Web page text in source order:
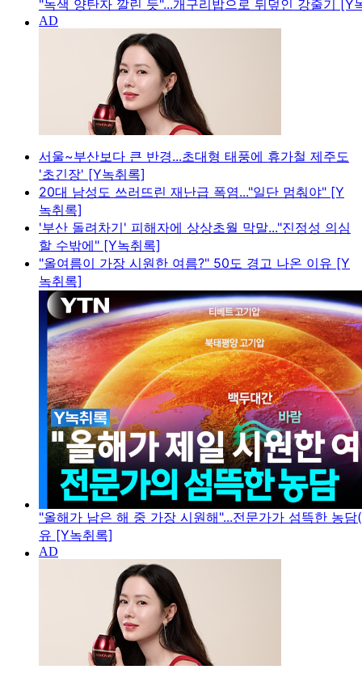
"녹색 양탄자 깔린 듯"...개구리밥으로 뒤덮인 강줄기 [Y
서울~부산보다 큰 반경...초대형 태풍에 휴가철 제주도
'초긴장' [Y녹취록]
20대 남성도 쓰러뜨린 재난급 폭염..."일단 멈춰야" [Y
녹취록]
'부산 돌려차기' 피해자에 상상초월 막말..."진정성 의심
할 수밖에" [Y녹취록]
"올여름이 가장 시원한 여름?" 50도 경고 나온 이유 [Y
녹취록]
"올해가 남은 해 중 가장 시원해"...전문가가 섬뜩한 농
유 [Y녹취록]